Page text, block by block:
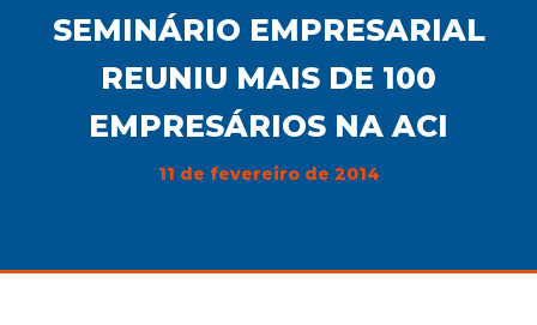
SEMINÁRIO EMPRESARIAL
REUNIU MAIS DE 100
EMPRESÁRIOS NA ACI
11 de fevereiro de 2014